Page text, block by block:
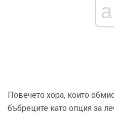
Повечето хора, които
бъбреците като опция за